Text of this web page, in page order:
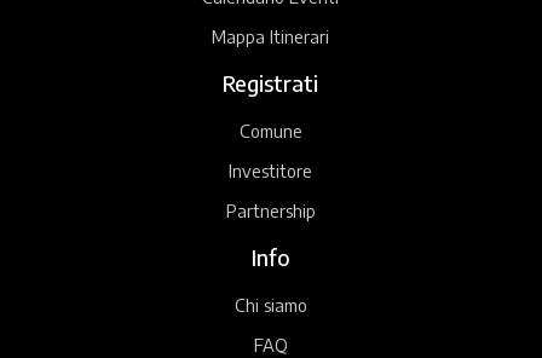
Mappa Itinerari
Registrati
Comune
Investitore
Partnership
Info
Chi siamo
FAQ